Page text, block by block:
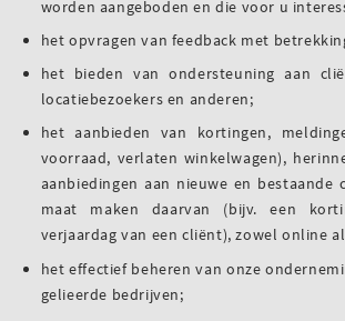
worden aangeboden en die voor u
het opvragen van feedback met
het bieden van ondersteuning aan
locatiebezoekers en anderen;
het aanbieden van kortingen,
voorraad, verlaten winkelwagen),
aanbiedingen aan nieuwe en bestaande
maat maken daarvan (bijv. een
verjaardag van een cliënt), zowel online
het effectief beheren van onze
gelieerde bedrijven;